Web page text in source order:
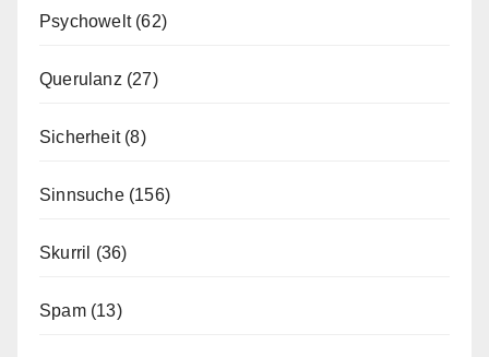
Psychowelt(62)
Querulanz (27)
Sicherheit(8)
Sinnsuche(156)
Skurril (36)
Spam(13)